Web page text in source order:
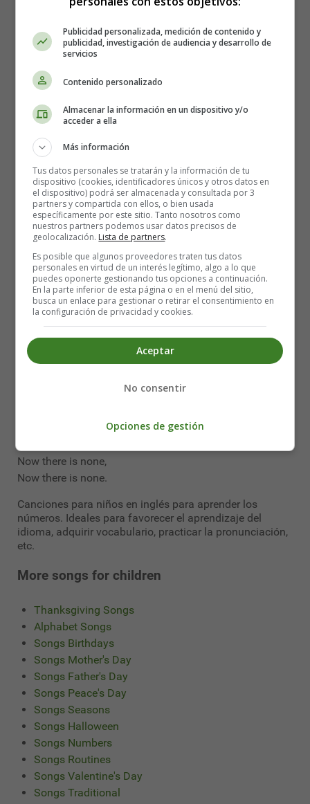
One person march around the circle;
One person march around the circle,
Now, let’s have two.
Two people march around the circle;
March, march, march.
Two people march around the circle,
Now let's have three...
There are five people marching,
Round and around,
1, 2, 3, 4, 5 people march.
There are five people marching,
Round and around,
1, 2, 3, 4, 5 people march.
Five people march around the circle;
March, march, march....
Two people march around the circle;
March, march, march.
Two people march around the circle,
Now let’s have one.
One person march around the circle;
One person march around the circle,
There were five people marching
Now there is none,
Now there is none.
Canciones para niños en inglés para aprender los
números. Ideales para favorecer el aprendizaje del
idioma, adquirir vocabulario, practicar la pronunciación,
etc.
More songs for children
Thanksgiving Songs
Alphabet Songs
Songs Birthdays
Songs Mother's Day
Songs Father's Day
Songs Peace's Day
Songs Seasons
Songs Halloween
Songs Numbers
Songs Routines
Songs Valentine's Day
Songs Traditional
Publicidad personalizada, medición de contenido y
publicidad, investigación de audiencia y desarrollo de
servicios
Contenido personalizado
Almacenar la información en un dispositivo y/o
acceder a ella
Más información
Tus datos personales se tratarán y la información de tu
dispositivo (cookies, identificadores únicos y otros datos en
el dispositivo) podrá ser almacenada y consultada por 3
partners y compartida con ellos, o bien usada
específicamente por este sitio. Tanto nosotros como
nuestros partners podemos usar datos precisos de
geolocalización. Lista de partners.
Es posible que algunos proveedores traten tus datos
personales en virtud de un interés legítimo, algo a lo que
puedes oponerte gestionando tus opciones a continuación.
En la parte inferior de esta página o en el menú del sitio,
busca un enlace para gestionar o retirar el consentimiento en
la configuración de privacidad y cookies.
Aceptar
No consentir
Opciones de gestión